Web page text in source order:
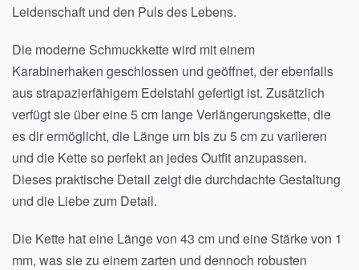
Leidenschaft und den Puls des Lebens.
Die moderne Schmuckkette wird mit einem
Karabinerhaken geschlossen und geöffnet, der ebenfalls
aus strapazierfähigem Edelstahl gefertigt ist. Zusätzlich
verfügt sie über eine 5 cm lange Verlängerungskette, die
es dir ermöglicht, die Länge um bis zu 5 cm zu variieren
und die Kette so perfekt an jedes Outfit anzupassen.
Dieses praktische Detail zeigt die durchdachte Gestaltung
und die Liebe zum Detail.
Die Kette hat eine Länge von 43 cm und eine Stärke von 1
mm, was sie zu einem zarten und dennoch robusten